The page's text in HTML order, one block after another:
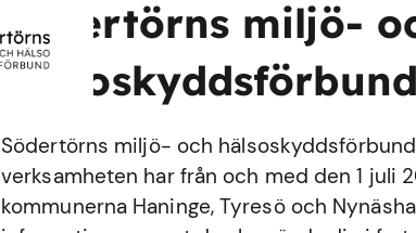
Södertörns miljö-
hälsoskyddsförbund
Södertörns miljö- och
verksamheten har från och med den 1 juli
kommunerna Haninge, Tyresö och